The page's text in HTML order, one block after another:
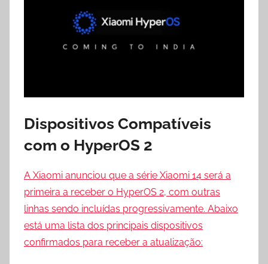
Dispositivos Compatíveis
com o HyperOS 2
A Xiaomi anunciou que a série Xiaomi 14 será a
primeira a receber o HyperOS 2, com outras
linhas sendo incluídas progressivamente. Abaixo
está uma lista dos principais dispositivos
confirmados para receber a atualização: